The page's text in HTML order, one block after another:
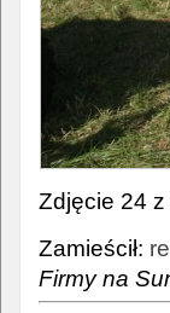
Zdjęcie 24
Zamieścił:
Firmy na